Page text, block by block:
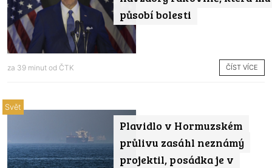
působí bolesti
za 39 minut od ČTK ČÍST VÍCE
Plavidlo v Hormuzském
průlivu zasáhl neznámý
projektil, posádka je v
Svět